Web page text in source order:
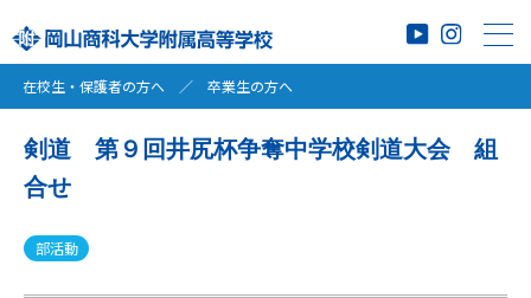
在校生・保護者の方へ ／卒業生の方へ
剣道 第９回井尻杯争奪中学校剣道大会 組
合せ
部活動